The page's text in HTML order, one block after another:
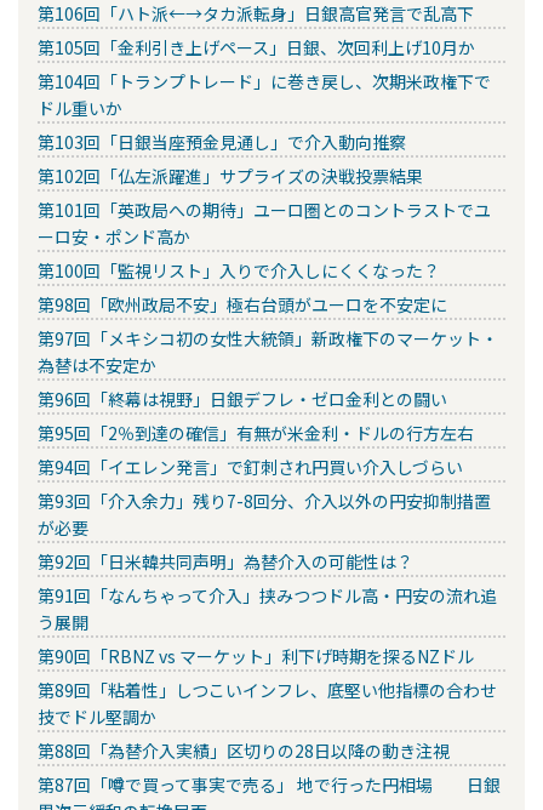
第106回「ハト派←→タカ派転身」日銀高官発言で乱高下
第105回「金利引き上げペース」日銀、次回利上げ10月か
第104回「トランプトレード」に巻き戻し、次期米政権下で
ドル重いか
第103回「日銀当座預金見通し」で介入動向推察
第102回「仏左派躍進」サプライズの決戦投票結果
第101回「英政局への期待」ユーロ圏とのコントラストでユ
ーロ安・ポンド高か
第100回「監視リスト」入りで介入しにくくなった？
第98回「欧州政局不安」極右台頭がユーロを不安定に
第97回「メキシコ初の女性大統領」新政権下のマーケット・
為替は不安定か
第96回「終幕は視野」日銀デフレ・ゼロ金利との闘い
第95回「2％到達の確信」有無が米金利・ドルの行方左右
第94回「イエレン発言」で釘刺され円買い介入しづらい
第93回「介入余力」残り7-8回分、介入以外の円安抑制措置
が必要
第92回「日米韓共同声明」為替介入の可能性は？
第91回「なんちゃって介入」挟みつつドル高・円安の流れ追
う展開
第90回「RBNZ vs マーケット」利下げ時期を探るNZドル
第89回「粘着性」しつこいインフレ、底堅い他指標の合わせ
技でドル堅調か
第88回「為替介入実績」区切りの28日以降の動き注視
第87回「噂で買って事実で売る」 地で行った円相場 日銀